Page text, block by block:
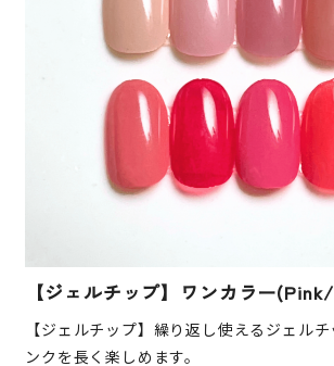
【ジェルチップ】ワンカラー
【ジェルチップ】繰り返し使えるジェル
ンクを長く楽しめます。